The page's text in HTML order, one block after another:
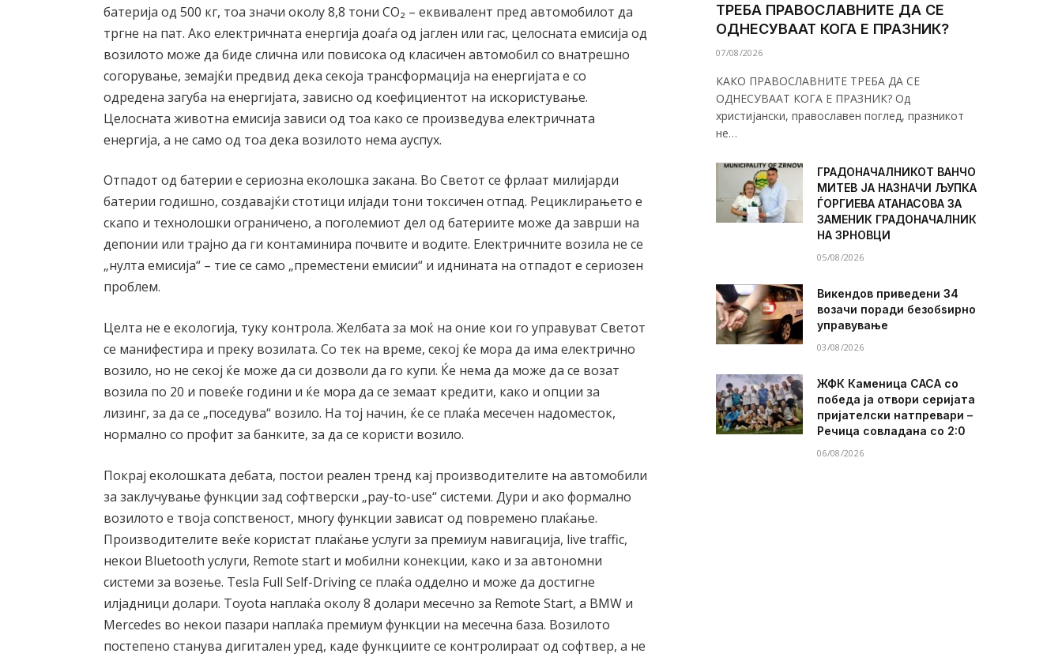
батерија од 500 кг, тоа значи околу 8,8 тони CO₂ – еквивалент пред автомобилот да
тргне на пат. Ако електричната енергија доаѓа од јаглен или гас, целосната емисија од
возилото може да биде слична или повисока од класичен автомобил со внатрешно
согорување, земајќи предвид дека секоја трансформација на енергијата е со
одредена загуба на енергијата, зависно од коефициентот на искористување.
Целосната животна емисија зависи од тоа како се произведува електричната
енергија, а не само од тоа дека возилото нема ауспух.
Отпадот од батерии е сериозна еколошка закана. Во Светот се фрлаат милијарди
батерии годишно, создавајќи стотици илјади тони токсичен отпад. Рециклирањето е
скапо и технолошки ограничено, а поголемиот дел од батериите може да заврши на
депонии или трајно да ги контаминира почвите и водите. Електричните возила не се
„нулта емисија“ – тие се само „преместени емисии“ и иднината на отпадот е сериозен
проблем.
Целта не е екологија, туку контрола. Желбата за моќ на оние кои го управуват Светот
се манифестира и преку возилата. Со тек на време, секој ќе мора да има електрично
возило, но не секој ќе може да си дозволи да го купи. Ќе нема да може да се возат
возила по 20 и повеќе години и ќе мора да се земаат кредити, како и опции за
лизинг, за да се „поседува“ возило. На тој начин, ќе се плаќа месечен надоместок,
нормално со профит за банките, за да се користи возило.
Покрај еколошката дебата, постои реален тренд кај производителите на автомобили
за заклучување функции зад софтверски „pay-to-use“ системи. Дури и ако формално
возилото е твоја сопственост, многу функции зависат од повремено плаќање.
Производителите веќе користат плаќање услуги за премиум навигација, live traffic,
некои Bluetooth услуги, Remote start и мобилни конекции, како и за автономни
системи за возење. Tesla Full Self-Driving се плаќа одделно и може да достигне
илјадници долари. Toyota наплаќа околу 8 долари месечно за Remote Start, а BMW и
Mercedes во некои пазари наплаќа премиум функции на месечна база. Возилото
постепено станува дигитален уред, каде функциите се контролираат од софтвер, а не
ТРЕБА ПРАВОСЛАВНИТЕ ДА СЕ
ОДНЕСУВААТ КОГА Е ПРАЗНИК?
07/08/2026
КАКО ПРАВОСЛАВНИТЕ ТРЕБА ДА СЕ
ОДНЕСУВААТ КОГА Е ПРАЗНИК? Од
христијански, православен поглед, празникот
не…
ГРАДОНАЧАЛНИКОТ ВАНЧО
МИТЕВ ЈА НАЗНАЧИ ЉУПКА
ЃОРГИЕВА АТАНАСОВА ЗА
ЗАМЕНИК ГРАДОНАЧАЛНИК
НА ЗРНОВЦИ
05/08/2026
Викендов приведени 34
возачи поради безобѕирно
управување
03/08/2026
ЖФК Каменица САСА со
победа ја отвори серијата
пријателски натпревари –
Речица совладана со 2:0
06/08/2026